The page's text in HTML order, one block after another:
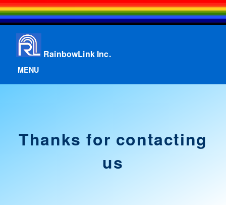
RainbowLink Inc.
MENU
Thanks for contacting
us